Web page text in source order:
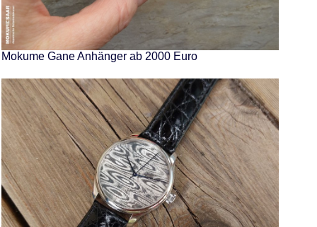
Mokume Gane Anhänger ab 2000 Euro